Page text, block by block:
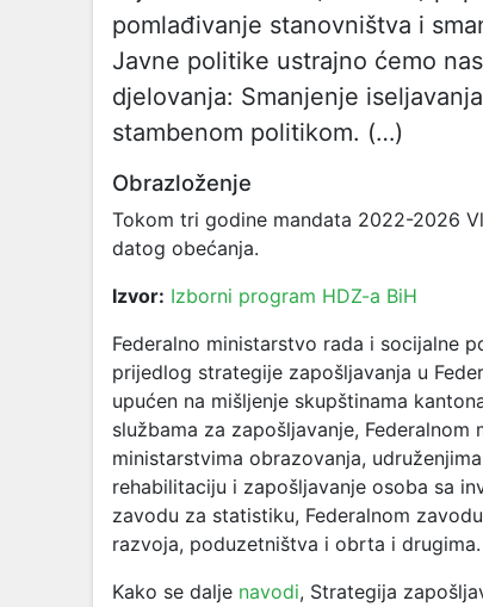
pomlađivanje stanovništva i
Javne politike ustrajno ćemo
djelovanja: Smanjenje
stambenom politikom. (…)
Obrazloženje
Tokom tri godine mandata 2022-2026
datog obećanja.
Izvor: Izborni program HDZ-a BiH
Federalno ministarstvo rada i socijalne
prijedlog strategije zapošljavanja u
upućen na mišljenje skupštinama
službama za zapošljavanje,
ministarstvima obrazovanja,
rehabilitaciju i zapošljavanje osoba sa
zavodu za statistiku, Federalnom
razvoja, poduzetništva i obrta i drugima.
Kako se dalje navodi, Strategija